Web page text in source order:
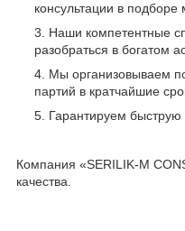
консультации в подборе
Наши компетентные
разобраться в богатом
Мы организовываем
партий в кратчайшие
Гарантируем быструю
Компания «SERILIK-M
качества.